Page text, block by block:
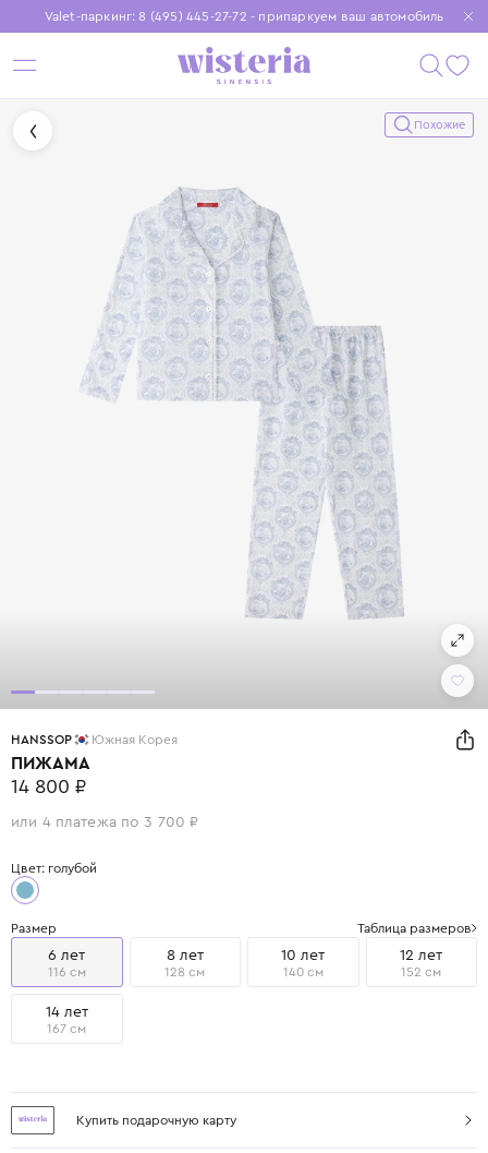
Valet-паркинг: 8 (495) 445-27-72 - припаркуем ваш автомобиль
Бесплатная доставка при заказе от 15 000 ₽
Установите приложение, чтобы покупки были еще удобнее
Похожие
HANSSOP Южная Корея
ПИЖАМА
14 800 ₽
или 4 платежа по 3 700 ₽
Цвет: голубой
Размер Таблица размеров
6 лет
116 см
8 лет
128 см
10 лет
140 см
12 лет
152 см
14 лет
167 см
Купить подарочную карту